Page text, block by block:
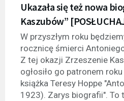
Ukazała się też nowa
Kaszubów”
W przyszłym roku
rocznicę śmierci
Z tej okazji Zrzeszenie
ogłosiło go patronem
książka Teresy Hoppe
1923). Zarys biografii". To